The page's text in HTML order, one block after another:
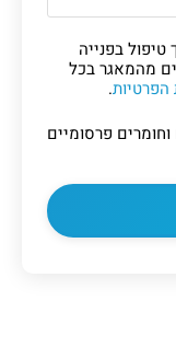
בפנייה
מהמאגר בכל
הפרטיות.
פרסומיים